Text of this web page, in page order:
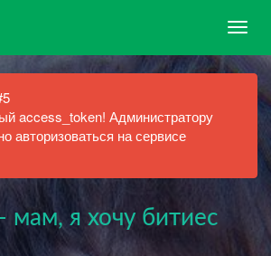
access_token! Администратору
авторизоваться на сервисе
мам, я хочу битиес